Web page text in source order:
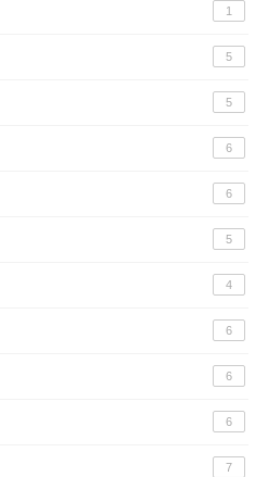
1
5
5
6
6
5
4
6
6
6
7